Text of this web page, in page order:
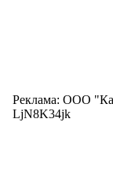
Реклама: ООО
LjN8K34jk